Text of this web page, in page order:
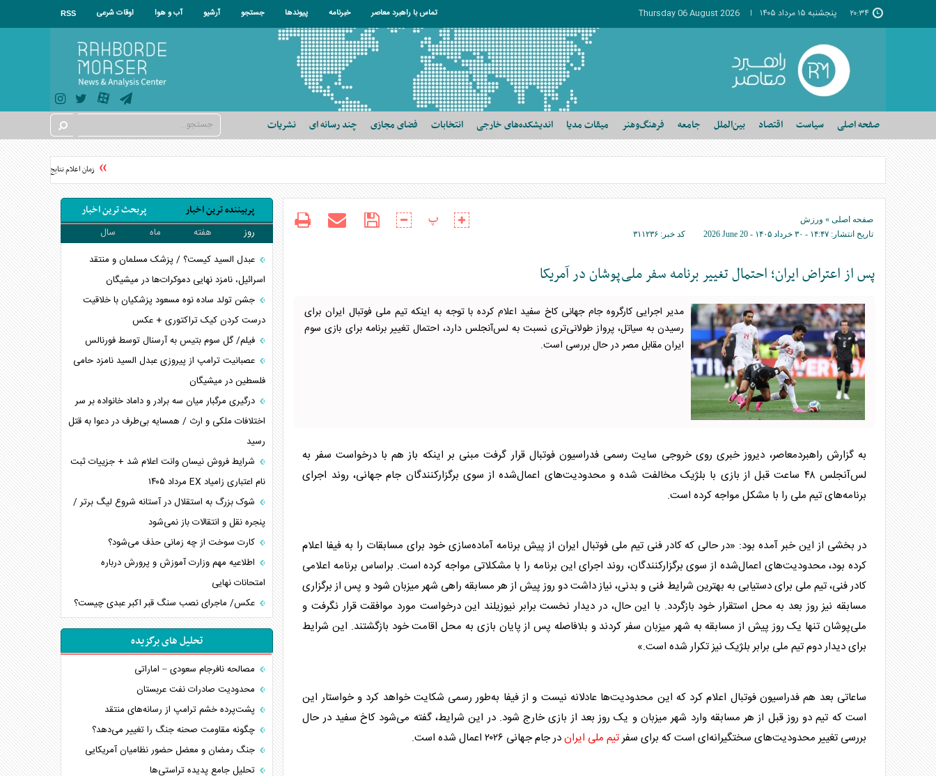
۲۰:۳۴ پنجشنبه ۱۵ مرداد ۱۴۰۵ Thursday 06 August 2026 تماس با راهبرد معاصر خبرنامه پیوندها جستجو آرشیو آب و هوا اوقات شرعی RSS
صفحه اصلی سیاست اقتصاد بین‌الملل جامعه فرهنگ‌وهنر میقات مدیا اندیشکده‌های خارجی انتخابات فضای مجازی چند رسانه ای نشریات
زمان اعلام نتایج نهایی آزمون دکتری ۱۴۰۵
صفحه اصلی » ورزش
تاریخ انتشار: ۱۴:۴۷ - ۳۰ خرداد ۱۴۰۵ - 2026 June 20 کد خبر: ۳۱۱۲۳۶
پ
پس از اعتراض ایران؛ احتمال تغییر برنامه سفر ملی‌پوشان در آمریکا
مدیر اجرایی کارگروه جام جهانی کاخ سفید اعلام کرده با توجه به اینکه تیم ملی فوتبال ایران برای
رسیدن به سیاتل، پرواز طولانی‌تری نسبت به لس‌آنجلس دارد، احتمال تغییر برنامه برای بازی سوم
ایران مقابل مصر در حال بررسی است.
به گزارش راهبردمعاصر، دیروز خبری روی خروجی سایت رسمی فدراسیون فوتبال قرار گرفت مبنی بر اینکه باز هم با درخواست سفر به
لس‌آنجلس ۴۸ ساعت قبل از بازی با بلژیک مخالفت شده و محدودیت‌های اعمال‌شده از سوی برگزارکنندگان جام جهانی، روند اجرای
برنامه‌های تیم ملی را با مشکل مواجه کرده است.
در بخشی از این خبر آمده بود: «در حالی که کادر فنی تیم ملی فوتبال ایران از پیش برنامه آماده‌سازی خود برای مسابقات را به فیفا اعلام
کرده بود، محدودیت‌های اعمال‌شده از سوی برگزارکنندگان، روند اجرای این برنامه را با مشکلاتی مواجه کرده است. براساس برنامه اعلامی
کادر فنی، تیم ملی برای دستیابی به بهترین شرایط فنی و بدنی، نیاز داشت دو روز پیش از هر مسابقه راهی شهر میزبان شود و پس از برگزاری
مسابقه نیز روز بعد به محل استقرار خود بازگردد. با این حال، در دیدار نخست برابر نیوزیلند این درخواست مورد موافقت قرار نگرفت و
ملی‌پوشان تنها یک روز پیش از مسابقه به شهر میزبان سفر کردند و بلافاصله پس از پایان بازی به محل اقامت خود بازگشتند. این شرایط
برای دیدار دوم تیم ملی برابر بلژیک نیز تکرار شده است.»
ساعاتی بعد هم فدراسیون فوتبال اعلام کرد که این محدودیت‌ها عادلانه نیست و از فیفا به‌طور رسمی شکایت خواهد کرد و خواستار این
است که تیم‌ دو روز قبل از هر مسابقه وارد شهر میزبان و یک روز بعد از بازی خارج شود. در این شرایط، گفته می‌شود کاخ سفید در حال
بررسی تغییر محدودیت‌های سختگیرانه‌ای است که برای سفرتیم ملی ایراندر جام جهانی ۲۰۲۶ اعمال شده است.
پربیننده ترین اخبار پربحث ترین اخبار
روز هفته ماه
سال
عبدل السید کیست؟ / پزشک مسلمان و منتقد
اسرائیل، نامزد نهایی دموکرات‌ها در میشیگان
جشن تولد ساده نوه مسعود پزشکیان با خلاقیت
درست کردن کیک تراکتوری + عکس
فیلم/ گل سوم بتیس به آرسنال توسط فورنالس
عصبانیت ترامپ از پیروزی عبدل السید نامزد حامی
فلسطین در میشیگان
درگیری مرگبار میان سه برادر و داماد خانواده بر سر
اختلافات ملکی و ارث / همسایه بی‌طرف در دعوا به قتل
رسید
شرایط فروش نیسان وانت اعلام شد + جزییات ثبت
نام اعتباری زامیاد EX مرداد ۱۴۰۵
شوک بزرگ به استقلال در آستانه شروع لیگ برتر /
پنجره نقل و انتقالات باز نمی‌شود
کارت سوخت از چه زمانی حذف می‌شود؟
اطلاعیه مهم وزارت آموزش و پرورش درباره
امتحانات نهایی
عکس/ ماجرای نصب سنگ قبر اکبر عبدی چیست؟
تحلیل های برگزیده
مصالحه نافرجام سعودی – اماراتی
محدودیت صادرات نفت عربستان
پشت‌پرده خشم ترامپ از رسانه‌های منتقد
چگونه مقاومت صحنه جنگ را تغییر می‌دهد؟
جنگ رمضان و معضل حضور نظامیان آمریکایی
تحلیل جامع پدیده تراستی‌ها